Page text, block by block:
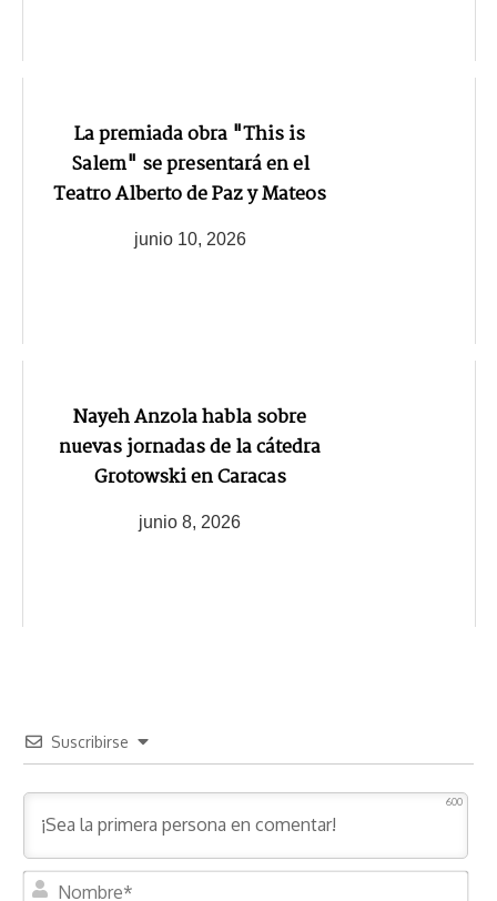
La premiada obra "This is
Salem" se presentará en el
Teatro Alberto de Paz y Mateos
junio 10, 2026
Nayeh Anzola habla sobre
nuevas jornadas de la cátedra
Grotowski en Caracas
junio 8, 2026
Suscribirse
600
N